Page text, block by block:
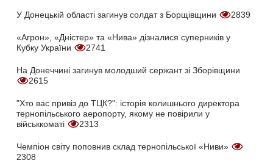
У Донецькій області загинув солдат з Борщівщини 2839
«Агрон», «Дністер» та «Нива» дізналися суперників у
Кубку України
2741
На Донеччині загинув молодший сержант зі Зборівщини
2615
"Хто вас привіз до ТЦК?": історія колишнього директора
тернопільського аеропорту, якому не повірили у
військкоматі
2313
Чемпіон світу поповнив склад тернопільської «Ниви»
2308